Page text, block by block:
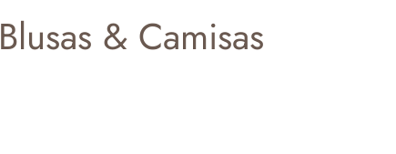
Blusas & Camisas